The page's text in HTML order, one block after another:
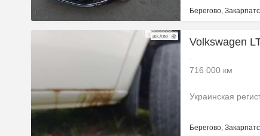
Берегово,
Volkswagen
.
716 000 км
Украинская
Берегово,